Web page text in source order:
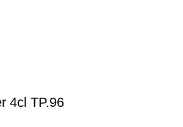
4cl TP.96